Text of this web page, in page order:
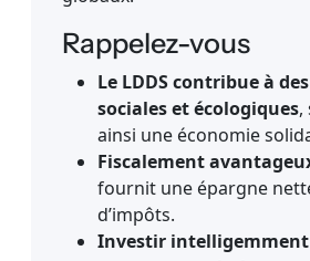
Rappelez-vous
Le LDDS contribue à
sociales et écologiques,
ainsi une économie
Fiscalement
fournit une épargne
d’impôts.
Investir